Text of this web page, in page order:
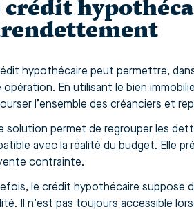
crédit
hypothécaire peut permettre,
opération. En utilisant le bien
l’ensemble des créanciers et
solution permet de regrouper les
avec la réalité du budget. Elle
contrainte.
le crédit hypothécaire suppose
Il n’est pas toujours accessible